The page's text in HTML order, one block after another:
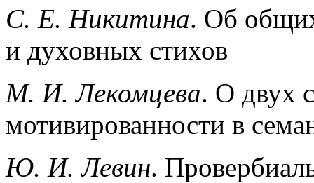
С. Е. Никитина. Об
и духовных стихов
М. И. Лекомцева. О двух
мотивированности в
Ю. И. Левин.